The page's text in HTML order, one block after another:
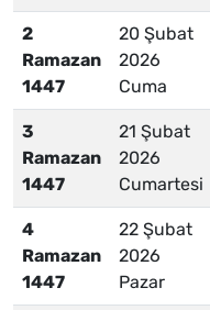
2
Ramazan
1447
20 Şubat
2026
Cuma
3
Ramazan
1447
21 Şubat
2026
Cumartesi
4
Ramazan
1447
22 Şubat
2026
Pazar